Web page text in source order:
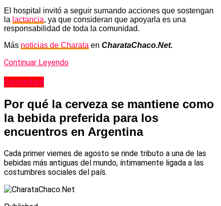
El hospital invitó a seguir sumando acciones que sostengan
la lactancia, ya que consideran que apoyarla es una
responsabilidad de toda la comunidad.
Más noticias de Charata en CharataChaco.Net.
Continuar Leyendo
Sociedad
Por qué la cerveza se mantiene como
la bebida preferida para los
encuentros en Argentina
Cada primer viernes de agosto se rinde tributo a una de las
bebidas más antiguas del mundo, íntimamente ligada a las
costumbres sociales del país.